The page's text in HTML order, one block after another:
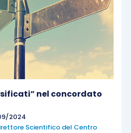
nel concordato
2024
Scientifico del Centro